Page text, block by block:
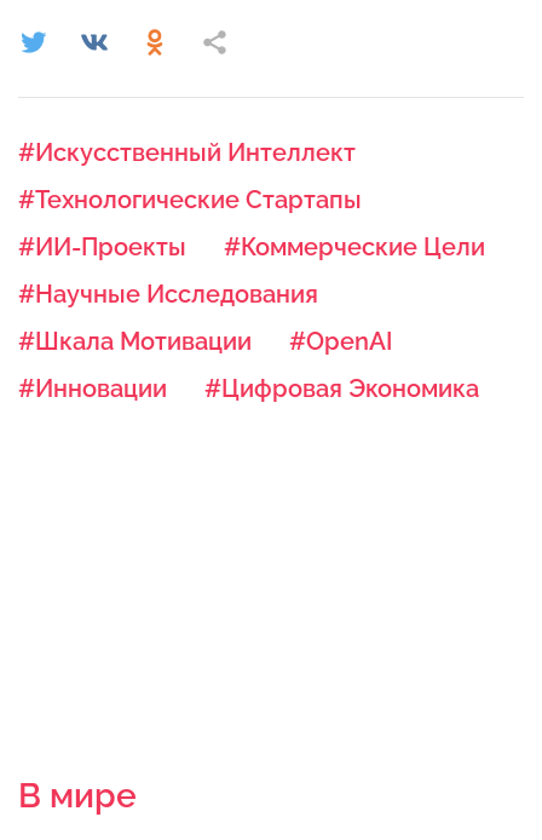
#Искусственный Интеллект
#Технологические Стартапы
#ИИ-Проекты
#Коммерческие Цели
#Научные Исследования
#Шкала Мотивации
#OpenAI
#Инновации
#Цифровая Экономика
В мире